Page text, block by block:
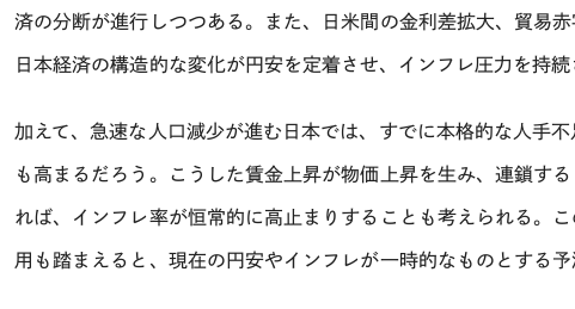
済の分断が進行しつつある。また、日米間の金利差拡大、貿易
日本経済の構造的な変化が円安を定着させ、インフレ圧力を持続
加えて、急速な人口減少が進む日本では、すでに本格的な人手
も高まるだろう。こうした賃金上昇が物価上昇を生み、連鎖す
れば、インフレ率が恒常的に高止まりすることも考えられる。
用も踏まえると、現在の円安やインフレが一時的なものとする